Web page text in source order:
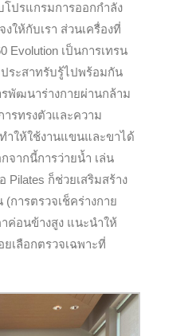
ปรแกรมการออกกำลัง
งให้กับเรา ส่วนเครื่องที่
Evolution เป็นการเทรน
ระสาทรับรู้ไปพร้อมกัน
รพัฒนาร่างกายผ่านกล้าม
ารทรงตัวและความ
ำให้ใช้งานแขนและขาได้
จากนี้การว่ายน้ำ เล่น
Pilates ก็ช่วยเสริมสร้าง
การตรวจเช็คร่างกาย
ค่อนข้างสูง แนะนำให้
เลือกตรวจเฉพาะที่